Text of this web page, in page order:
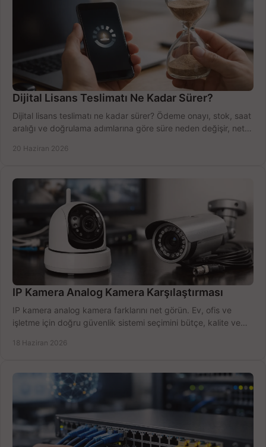
Dijital Lisans Teslimatı Ne Kadar Sürer?
Dijital lisans teslimatı ne kadar sürer? Ödeme onayı, stok, saat
aralığı ve doğrulama adımlarına göre süre neden değişir, net
20 Haziran 2026
IP Kamera Analog Kamera Karşılaştırması
IP kamera analog kamera farklarını net görün. Ev, ofis ve
işletme için doğru güvenlik sistemi seçimini bütçe, kalite ve
18 Haziran 2026